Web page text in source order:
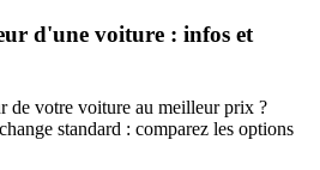
d'une voiture : infos et
de votre voiture au meilleur prix ?
standard : comparez les options